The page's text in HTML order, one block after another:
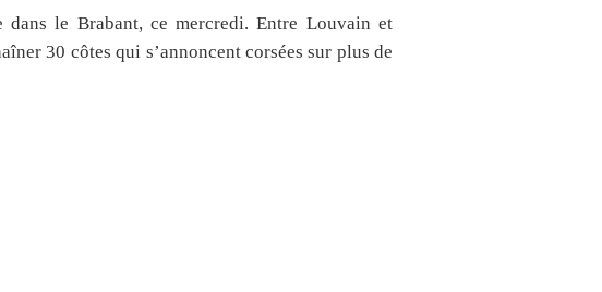
le Brabant, ce mercredi. Entre Louvain et
30 côtes qui s’annoncent corsées sur plus de